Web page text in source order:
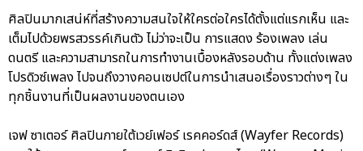
ศิลปินมากเสน่ห์ที่สร้างความสนใจให้ใครต่อใครได้ตั้งแต่แรกเห็น และ
เต็มไปด้วยพรสวรรค์เกินตัว ไม่ว่าจะเป็น การแสดง ร้องเพลง เล่น
ดนตรี และความสามารถในการทำงานเบื้องหลังรอบด้าน ทั้งแต่งเพลง
โปรดิวซ์เพลง ไปจนถึงวางคอนเซปต์ในการนำเสนอเรื่องราวต่างๆ ใน
ทุกชิ้นงานที่เป็นผลงานของตนเอง
เจฟ ซาเตอร์ ศิลปินภายใต้เวย์เฟอร์ เรคคอร์ดส์ (Wayfer Records)